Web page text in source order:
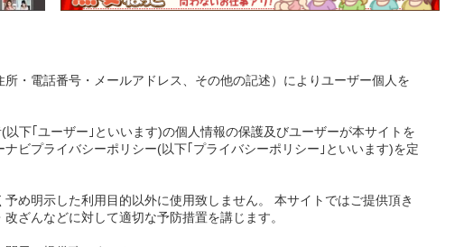
・電話番号・メールアドレス、その他の記述）によりユーザー個人を
下｢ユーザー｣といいます)の個人情報の保護及びユーザーが本サイトを
ビプライバシーポリシー(以下｢プライバシーポリシー｣といいます)を定
め明示した利用目的以外に使用致しません。 本サイトではご提供頂き
ざんなどに対して適切な予防措置を講じます。